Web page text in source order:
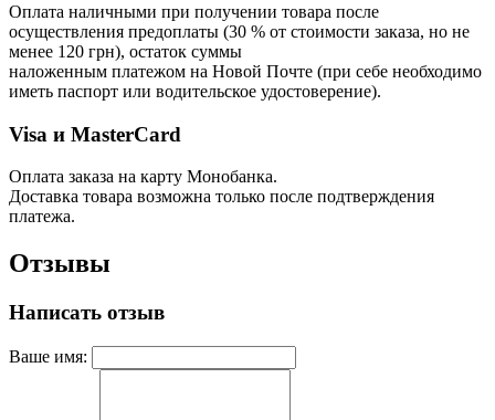
Оплата наличными при получении товара после
осуществления предоплаты (30 % от стоимости заказа, но не
менее 120 грн), остаток суммы
наложенным платежом на Новой Почте (при себе необходимо
иметь паспорт или водительское удостоверение).
Visa и MasterCard
Оплата заказа на карту Монобанка.
Доставка товара возможна только после подтверждения
платежа.
Отзывы
Написать отзыв
Ваше имя: